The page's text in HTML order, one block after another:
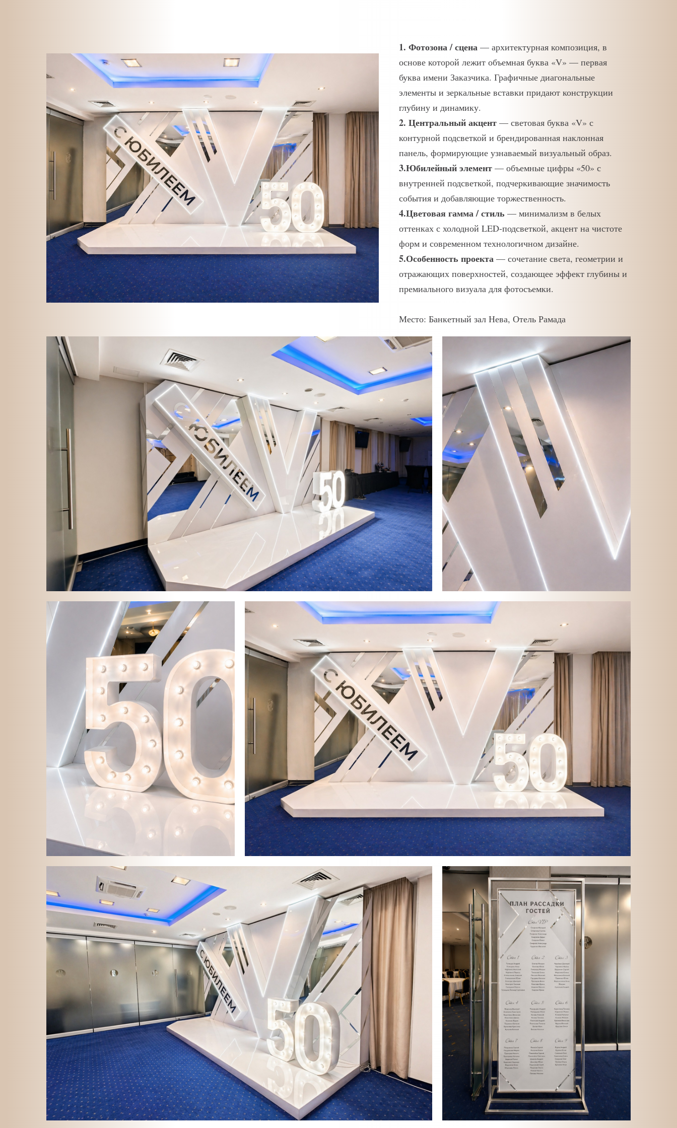
1. Фотозона / сцена — архитектурная композиция, в
основе которой лежит объемная буква «V» — первая
буква имени Заказчика. Графичные диагональные
элементы и зеркальные вставки придают конструкции
глубину и динамику.
2. Центральный акцент — световая буква «V» с
контурной подсветкой и брендированная наклонная
панель, формирующие узнаваемый визуальный образ.
3.Юбилейный элемент — объемные цифры «50» с
внутренней подсветкой, подчеркивающие значимость
события и добавляющие торжественность.
4.Цветовая гамма / стиль — минимализм в белых
оттенках с холодной LED-подсветкой, акцент на чистоте
форм и современном технологичном дизайне.
5.Особенность проекта — сочетание света, геометрии и
отражающих поверхностей, создающее эффект глубины и
премиального визуала для фотосъемки.
Место: Банкетный зал Нева, Отель Рамада